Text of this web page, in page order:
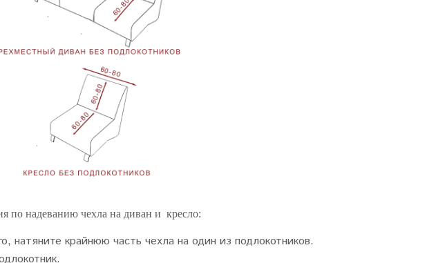
по надеванию чехла на диван и кресло:
натяните крайнюю часть чехла на один из подлокотников.